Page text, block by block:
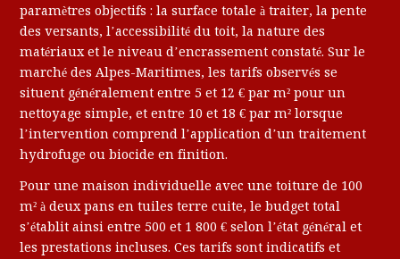
paramètres objectifs : la surface totale à traiter, la pente
des versants, l’accessibilité du toit, la nature des
matériaux et le niveau d’encrassement constaté. Sur le
marché des Alpes-Maritimes, les tarifs observés se
situent généralement entre 5 et 12 € par m² pour un
nettoyage simple, et entre 10 et 18 € par m² lorsque
l’intervention comprend l’application d’un traitement
hydrofuge ou biocide en finition.
Pour une maison individuelle avec une toiture de 100
m² à deux pans en tuiles terre cuite, le budget total
s’établit ainsi entre 500 et 1 800 € selon l’état général et
les prestations incluses. Ces tarifs sont indicatifs et